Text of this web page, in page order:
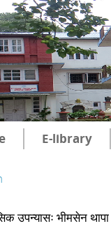
E-library
उपन्यासः भीमसेन थापा